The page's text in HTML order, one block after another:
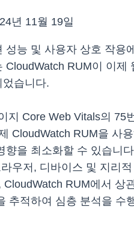
년 11월 19일
성능 및 사용자 상호 작용
CloudWatch RUM이 이
습니다.
지 Core Web Vitals의 75
CloudWatch RUM을 사
향을 최소화할 수 있습니
우저, 디바이스 및 지리
CloudWatch RUM에서 상
추적하여 심층 분석을 수